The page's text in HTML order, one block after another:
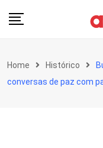
Home Histórico
conversas de paz com